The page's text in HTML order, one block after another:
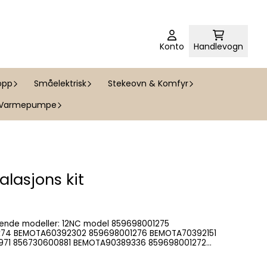
Konto Handlevogn
Småelektrisk
Stekeovn & Komfyr
kit